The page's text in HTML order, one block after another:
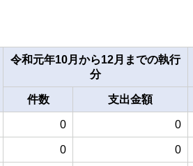
令和元年10月から12月までの執行
分
件数 支出金額
0 0
0 0